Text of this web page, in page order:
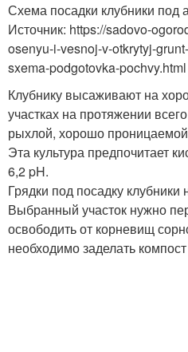
Схема посадки клубники под
Источник: https://sadovo-
osenyu-i-vesnoj-v-otkrytyj-
sxema-podgotovka-pochvy.html
Клубнику высаживают на
участках на протяжении
рыхлой, хорошо
Эта культура предпочитает
6,2 pH.
Грядки под посадку
Выбранный участок нужно
освободить от корневищ
необходимо заделать